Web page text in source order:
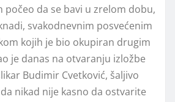
počeo da se bavi u zrelom dobu,
svakodnevnim posvećenim
kojih je bio okupiran drugim
je danas na otvaranju izložbe
Budimir Cvetković, šaljivo
nikad nije kasno da ostvarite